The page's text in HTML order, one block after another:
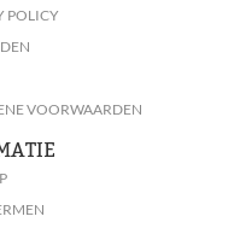
POLICY
VOORWAARDEN